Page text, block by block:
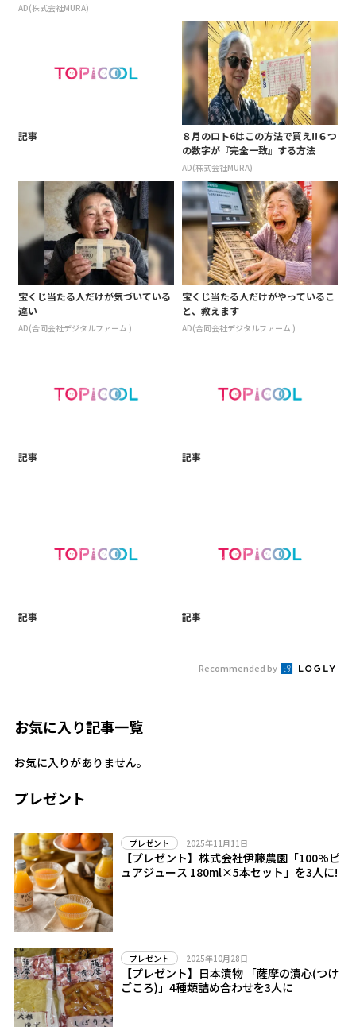
AD(株式会社MURA)
記事
８月のロト6はこの方法で買え!!６つ
の数字が『完全一致』する方法
AD(株式会社MURA)
宝くじ当たる人だけが気づいている
違い
AD(合同会社デジタルファーム )
宝くじ当たる人だけがやっているこ
と、教えます
AD(合同会社デジタルファーム )
記事 記事
記事 記事
Recommended by
お気に入り記事一覧
お気に入りがありません。
プレゼント
プレゼント 2025年11月11日
【プレゼント】株式会社伊藤農園「100%ピ
ュアジュース 180ml×5本セット」を3人に!
プレゼント 2025年10月28日
【プレゼント】日本漬物 「薩摩の漬心(つけ
ごころ)」4種類詰め合わせを3人に